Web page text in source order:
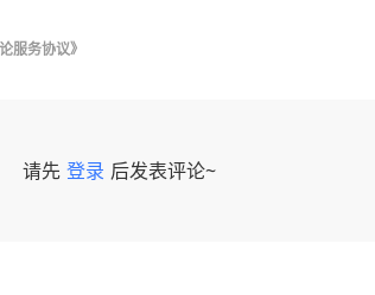
服务协议》
请先 登录 后发表评论~